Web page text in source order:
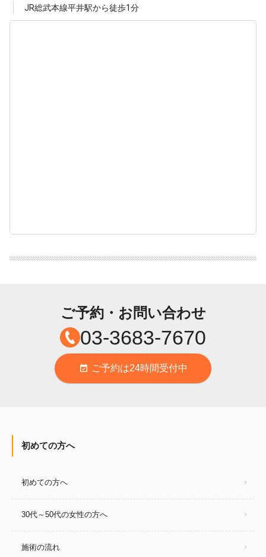
JR総武本線平井駅から徒歩1分
ご予約・お問い合わせ
03-3683-7670
event_available ご予約は24時間受付中
初めての方へ
初めての方へ
30代～50代の女性の方へ
施術の流れ